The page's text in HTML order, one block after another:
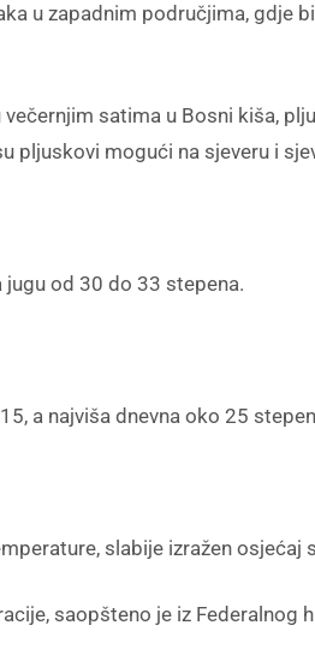
u zapadnim područjima, gdje
satima u Bosni kiša,
pljuskovi mogući na sjeveru i
od 30 do 33 stepena.
a najviša dnevna oko 25
slabije izražen osjećaj
saopšteno je iz Federalnog